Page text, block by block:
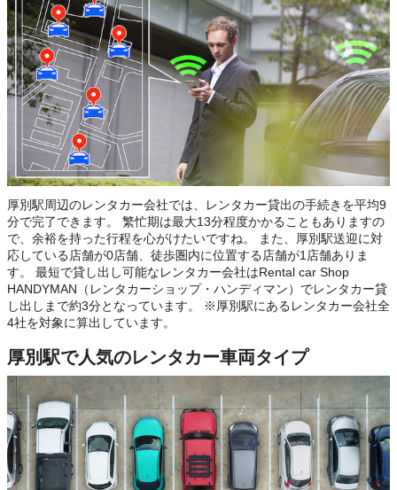
厚別駅周辺のレンタカー会社では、レンタカー貸出の手続きを平均9
分で完了できます。 繁忙期は最大13分程度かかることもありますの
で、余裕を持った行程を心がけたいですね。 また、厚別駅送迎に対
応している店舗が0店舗、徒歩圏内に位置する店舗が1店舗ありま
す。 最短で貸し出し可能なレンタカー会社はRental car Shop
HANDYMAN（レンタカーショップ・ハンディマン）でレンタカー貸
し出しまで約3分となっています。 ※厚別駅にあるレンタカー会社全
4社を対象に算出しています。
厚別駅で人気のレンタカー車両タイプ